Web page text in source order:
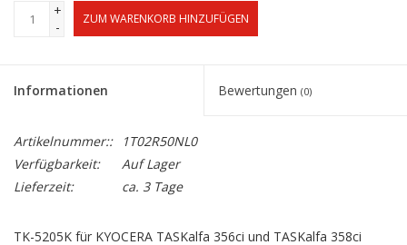
+
-
ZUM WARENKORB HINZUFÜGEN
Informationen Bewertungen (0)
Artikelnummer::
1T02R50NL0
Verfügbarkeit:
Auf Lager
Lieferzeit:
ca. 3 Tage
TK-5205K für KYOCERA TASKalfa 356ci und TASKalfa 358ci